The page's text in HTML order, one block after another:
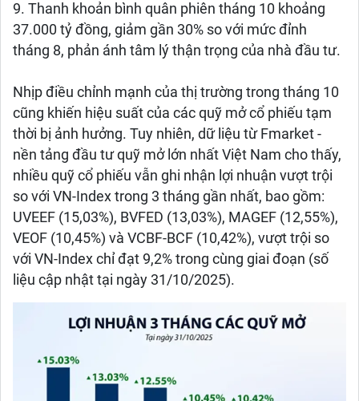
9. Thanh khoản bình quân phiên tháng 10 khoảng
37.000 tỷ đồng, giảm gần 30% so với mức đỉnh
tháng 8, phản ánh tâm lý thận trọng của nhà đầu tư.
Nhịp điều chỉnh mạnh của thị trường trong tháng 10
cũng khiến hiệu suất của các quỹ mở cổ phiếu tạm
thời bị ảnh hưởng. Tuy nhiên, dữ liệu từ Fmarket -
nền tảng đầu tư quỹ mở lớn nhất Việt Nam cho thấy,
nhiều quỹ cổ phiếu vẫn ghi nhận lợi nhuận vượt trội
so với VN-Index trong 3 tháng gần nhất, bao gồm:
UVEEF (15,03%), BVFED (13,03%), MAGEF (12,55%),
VEOF (10,45%) và VCBF-BCF (10,42%), vượt trội so
với VN-Index chỉ đạt 9,2% trong cùng giai đoạn (số
liệu cập nhật tại ngày 31/10/2025).